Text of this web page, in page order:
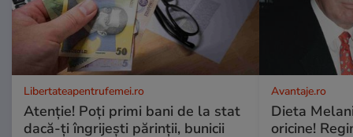
Libertateapentrufemei.ro
Atenție! Poți primi bani de la stat
dacă-ți îngrijești părinții, bunicii
Avantaje.ro
Dieta
oricine!